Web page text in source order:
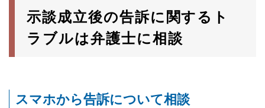
示談成立後の告訴に関するト
ラブルは弁護士に相談
スマホから告訴について相談